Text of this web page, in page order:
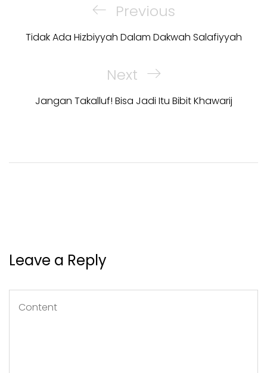
navigationPrevious
Post
Previous
Tidak Ada Hizbiyyah Dalam Dakwah Salafiyyah
Next
Post
Next
Jangan Takalluf! Bisa Jadi Itu Bibit Khawarij
Leave a Reply